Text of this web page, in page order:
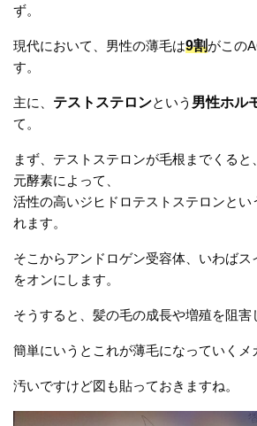
ず。
現代において、男性の薄毛は9割がこの
す。
主に、 テストステロンという 男性ホル
て。
まず、テストステロンが毛根までくる
元酵素によって、
活性の高いジヒドロテストステロンとい
れます。
そこからアンドロゲン受容体、いわばス
をオンにします。
そうすると、髪の毛の成長や増殖を阻害
簡単にいうとこれが薄毛になっていくメ
汚いですけど図も貼っておきますね。